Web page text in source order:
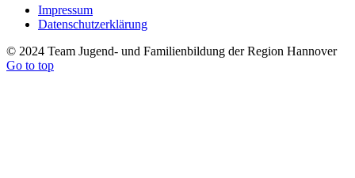
Impressum
Datenschutzerklärung
© 2024 Team Jugend- und Familienbildung der Region Hannover
Go to top